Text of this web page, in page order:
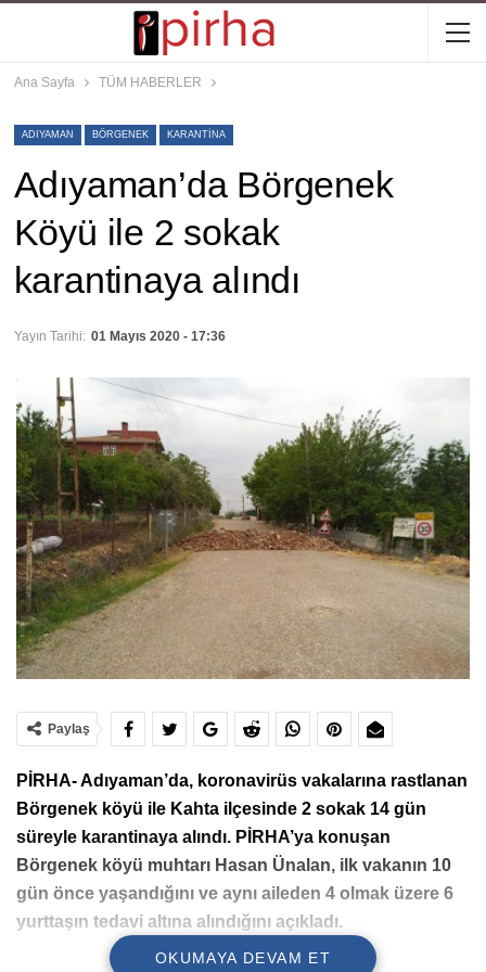
Ana Sayfa TÜM HABERLER
ADIYAMAN BÖRGENEK KARANTINA
Adıyaman’da Börgenek
Köyü ile 2 sokak
karantinaya alındı
Yayın Tarihi: 01 Mayıs 2020 - 17:36
Paylaş
PİRHA- Adıyaman’da, koronavirüs vakalarına rastlanan
Börgenek köyü ile Kahta ilçesinde 2 sokak 14 gün
süreyle karantinaya alındı. PİRHA’ya konuşan
Börgenek köyü muhtarı Hasan Ünalan, ilk vakanın 10
gün önce yaşandığını ve aynı aileden 4 olmak üzere 6
yurttaşın tedavi altına alındığını açıkladı.
OKUMAYA DEVAM ET